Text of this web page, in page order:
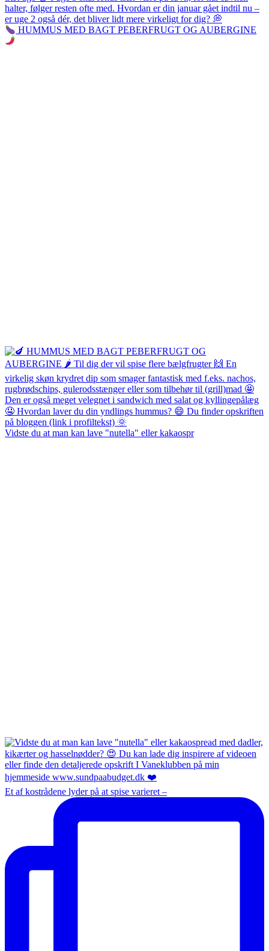
HUMMUS MED BAGT PEBERFRUGT OG AUBERGINE
Vidste du at man kan lave "nutella" eller kakaospr
Et af kostrådene lyder på at spise varieret –